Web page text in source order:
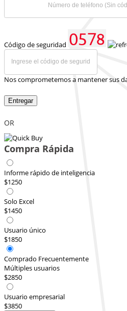
Código de seguridad
Nos comprometemos a mantener sus
Entregar
OR
Compra Rápida
Informe rápido de inteligencia
$1250
Solo Excel
$1450
Usuario único
$1850
Comprado Frecuentemente
Múltiples usuarios
$2850
Usuario empresarial
$3850